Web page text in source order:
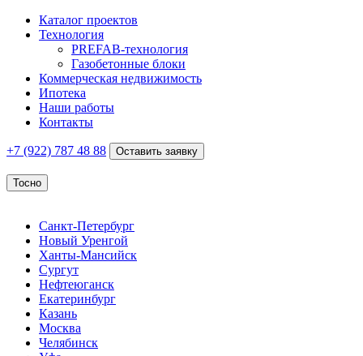
Каталог проектов
Технология
PREFAB-технология
Газобетонные блоки
Коммерческая недвижимость
Ипотека
Наши работы
Контакты
+7 (922) 787 48 88 Оставить заявку
Тосно
Санкт-Петербург
Новый Уренгой
Ханты-Мансийск
Сургут
Нефтеюганск
Екатеринбург
Казань
Москва
Челябинск